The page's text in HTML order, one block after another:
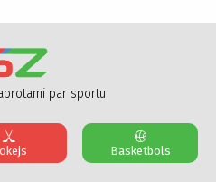
par sportu
Basketbols